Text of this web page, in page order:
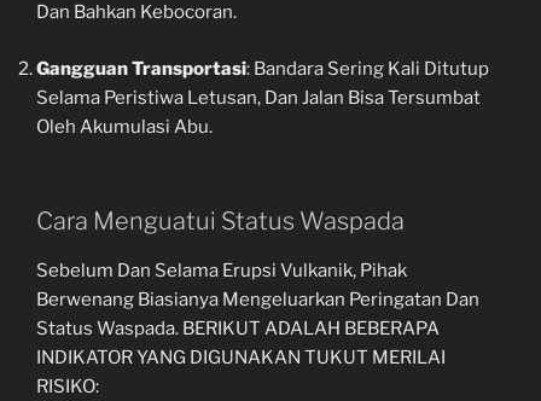
Dan Bahkan Kebocoran.
Gangguan Transportasi: Bandara Sering Kali Ditutup
Selama Peristiwa Letusan, Dan Jalan Bisa Tersumbat
Oleh Akumulasi Abu.
Cara Menguatui Status Waspada
Sebelum Dan Selama Erupsi Vulkanik, Pihak
Berwenang Biasianya Mengeluarkan Peringatan Dan
Status Waspada. BERIKUT ADALAH BEBERAPA
INDIKATOR YANG DIGUNAKAN TUKUT MERILAI
RISIKO: